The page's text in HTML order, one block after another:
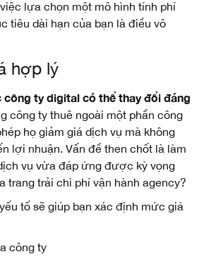
lựa chọn một mô hình tính phí
tiêu dài hạn của bạn là điều vô
hợp lý
công ty digital có thể thay đổi đáng
công ty thuê ngoài một phần công
họ giảm giá dịch vụ mà không
lợi nhuận. Vấn đề then chốt là làm
vụ vừa đáp ứng được kỳ vọng
trang trải chi phí vận hành agency?
tố sẽ giúp bạn xác định mức giá
công ty